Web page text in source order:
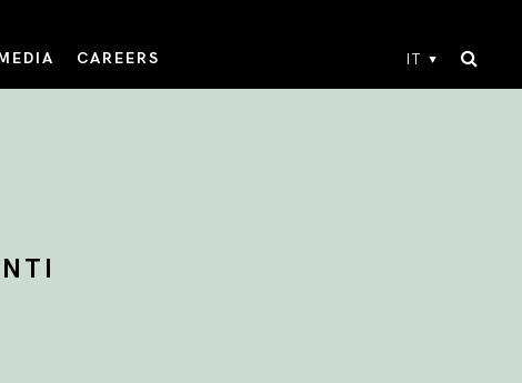
CAREERS IT